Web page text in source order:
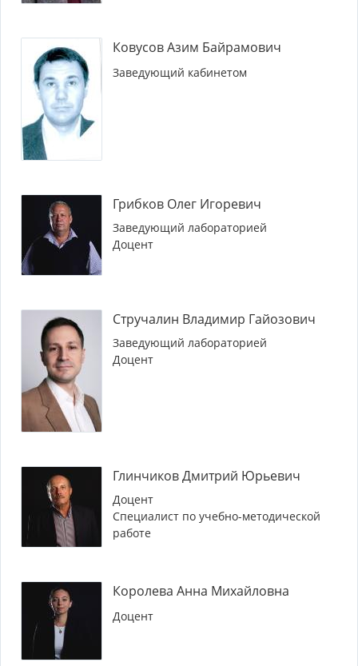
Ковусов Азим Байрамович
Заведующий кабинетом
Грибков Олег Игоревич
Заведующий лабораторией
Доцент
Стручалин Владимир Гайозович
Заведующий лабораторией
Доцент
Глинчиков Дмитрий Юрьевич
Доцент
Специалист по учебно-методической
работе
Королева Анна Михайловна
Доцент